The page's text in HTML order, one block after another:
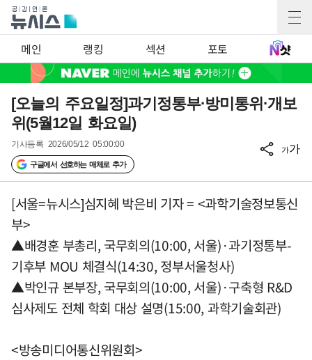
메인 랭킹 섹션 포토
[오늘의 주요일정]과기정통부·방미통위·개보
위(5월12일 화요일)
기사등록 2026/05/12 05:00:00
구글에서 선호하는 매체로 추가
가가
[서울=뉴시스]심지혜 박은비 기자 = <과학기술정보통신
부>
▲배경훈 부총리, 국무회의(10:00, 서울)·과기정통부-
기후부 MOU 체결식(14:30, 정부서울청사)
▲박인규 본부장, 국무회의(10:00, 서울)·구축형 R&D
심사제도 전체 학회 대상 설명(15:00, 과학기술회관)
<방송미디어통신위원회>